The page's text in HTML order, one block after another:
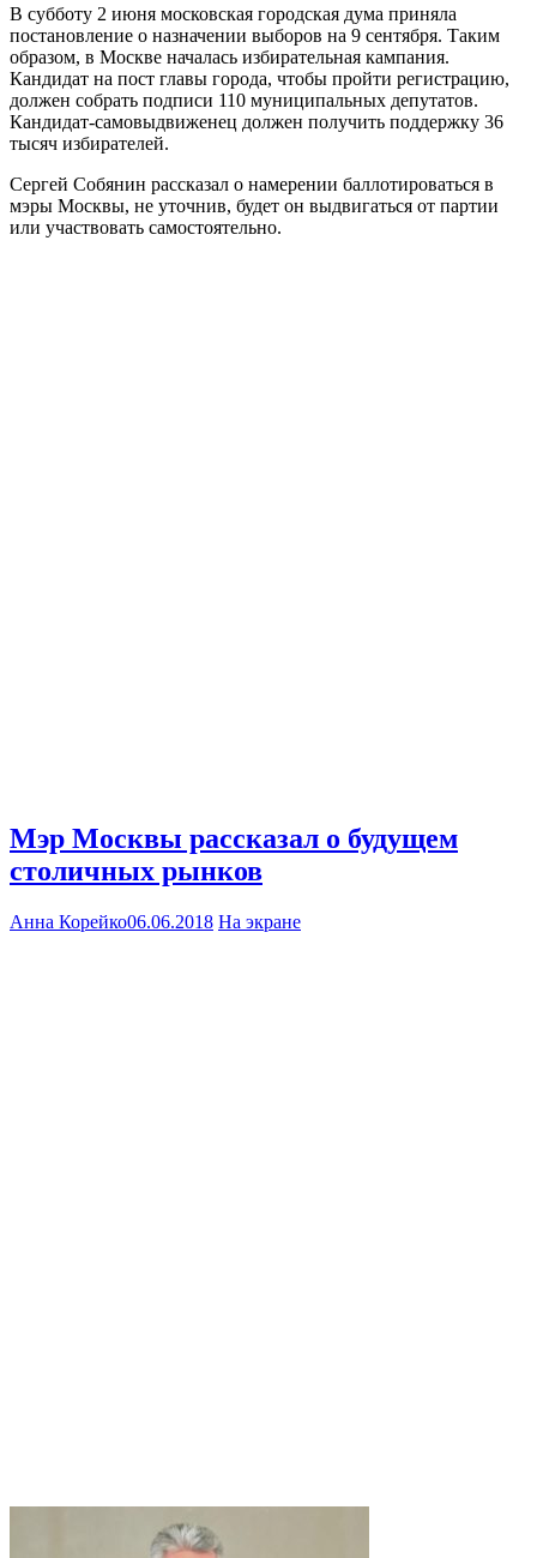
В субботу 2 июня московская городская дума приняла
постановление о назначении выборов на 9 сентября. Таким
образом, в Москве началась избирательная кампания.
Кандидат на пост главы города, чтобы пройти регистрацию,
должен собрать подписи 110 муниципальных депутатов.
Кандидат-самовыдвиженец должен получить поддержку 36
тысяч избирателей.
Сергей Собянин рассказал о намерении баллотироваться в
мэры Москвы, не уточнив, будет он выдвигаться от партии
или участвовать самостоятельно.
Мэр Москвы рассказал о будущем
столичных рынков
Анна Корейко06.06.2018 На экране